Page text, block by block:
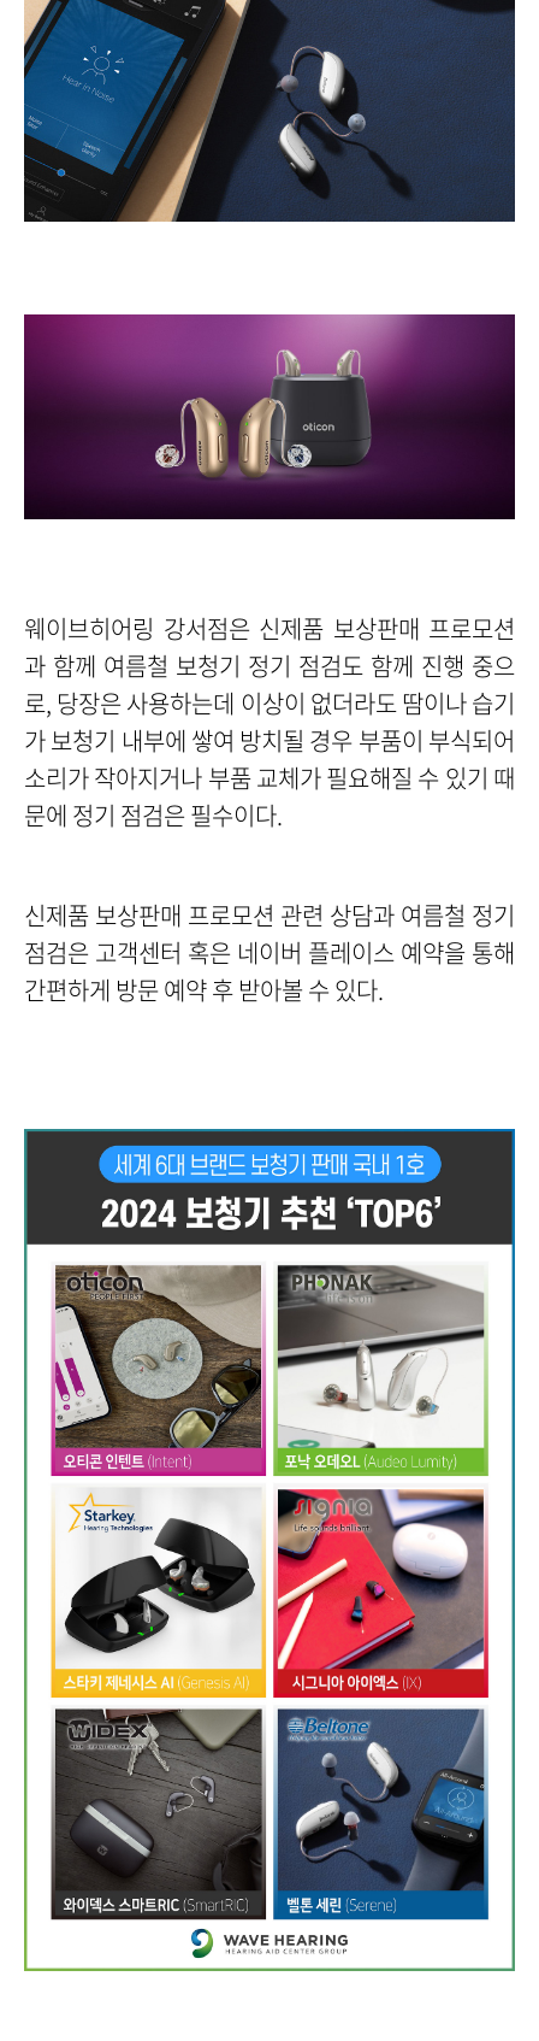
웨이브히어링 강서점은 신제품 보상판매 프로모션
과 함께 여름철 보청기 정기 점검도 함께 진행 중으
로, 당장은 사용하는데 이상이 없더라도 땀이나 습기
가 보청기 내부에 쌓여 방치될 경우 부품이 부식되어
소리가 작아지거나 부품 교체가 필요해질 수 있기 때
문에 정기 점검은 필수이다.
신제품 보상판매 프로모션 관련 상담과 여름철 정기
점검은 고객센터 혹은 네이버 플레이스 예약을 통해
간편하게 방문 예약 후 받아볼 수 있다.